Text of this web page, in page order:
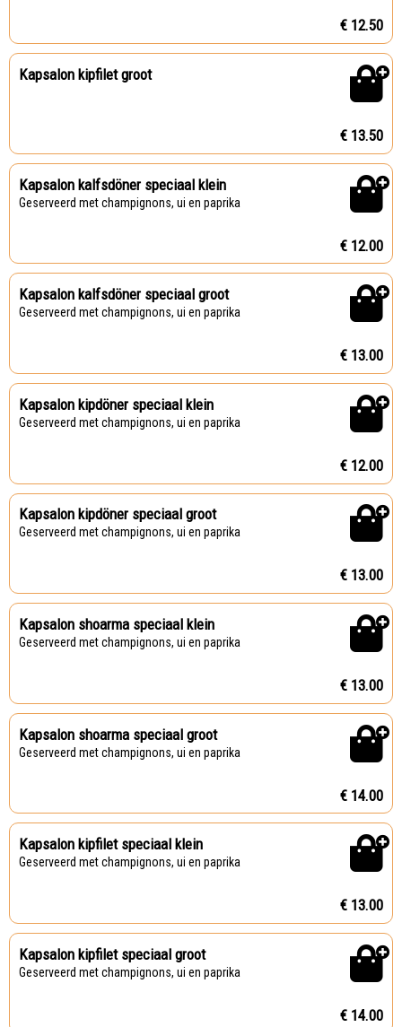
€ 12.50
Kapsalon kipfilet groot
€ 13.50
Kapsalon kalfsdöner speciaal klein
Geserveerd met champignons, ui en paprika
€ 12.00
Kapsalon kalfsdöner speciaal groot
Geserveerd met champignons, ui en paprika
€ 13.00
Kapsalon kipdöner speciaal klein
Geserveerd met champignons, ui en paprika
€ 12.00
Kapsalon kipdöner speciaal groot
Geserveerd met champignons, ui en paprika
€ 13.00
Kapsalon shoarma speciaal klein
Geserveerd met champignons, ui en paprika
€ 13.00
Kapsalon shoarma speciaal groot
Geserveerd met champignons, ui en paprika
€ 14.00
Kapsalon kipfilet speciaal klein
Geserveerd met champignons, ui en paprika
€ 13.00
Kapsalon kipfilet speciaal groot
Geserveerd met champignons, ui en paprika
€ 14.00